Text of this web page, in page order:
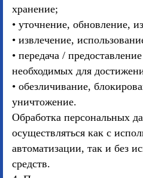
хранение;
• уточнение, обновление,
• извлечение,
• передача /
необходимых для
• обезличивание,
уничтожение.
Обработка персональных
осуществляться как с
автоматизации, так и без
средств.